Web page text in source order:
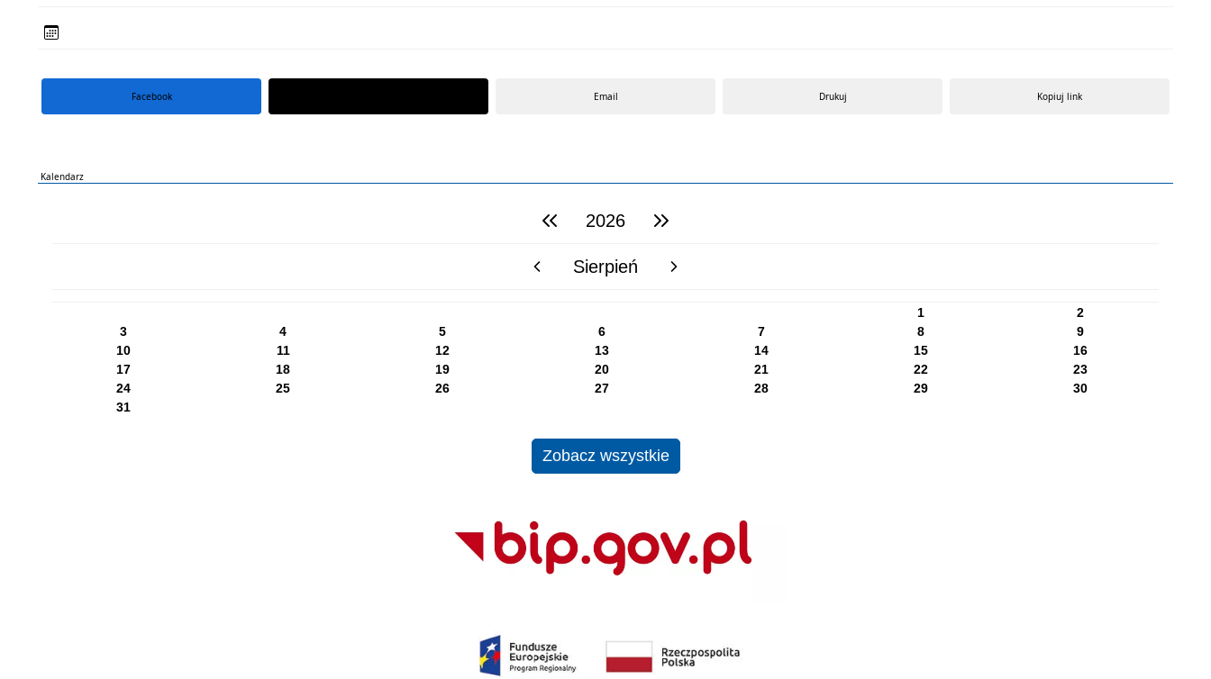
Facebook Email Drukuj Kopiuj link
Kalendarz
poprzedni rok2026 następny rok
poprzedni miesiącSierpień następny miesiąc
1
2
3
4 5 6 7 8
9
10
11 12 13 14 15
16
17
18 19 20 21 22
23
24
25 26 27 28 29
30
31
Zobacz wszystkie